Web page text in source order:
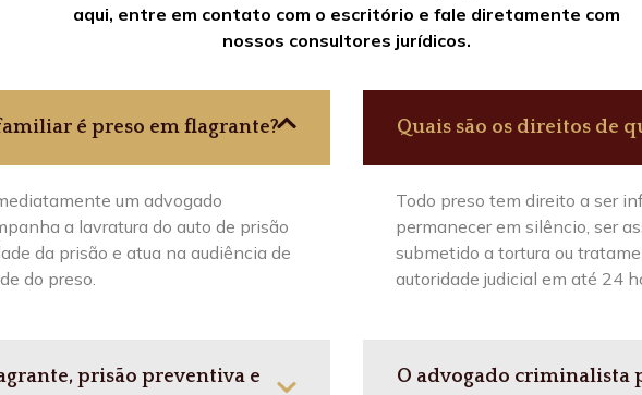
aqui, entre em contato com o escritório e fale diretamente com
nossos consultores jurídicos.
é preso em flagrante?
um advogado
a lavratura do auto de prisão
da prisão e atua na audiência de
do preso.
prisão preventiva e
Quais são os direitos de
Todo preso tem direito a ser
permanecer em silêncio, ser
submetido a tortura ou
autoridade judicial em até 24
O advogado criminalista